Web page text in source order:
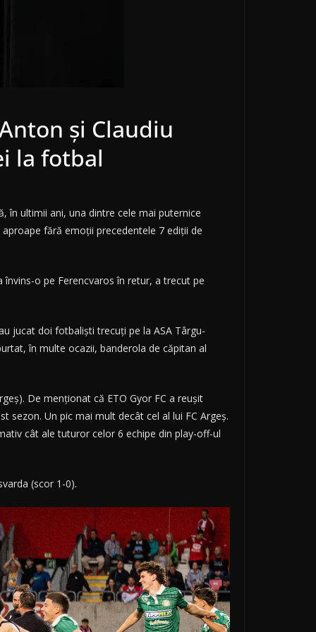
și Claudiu
la fotbal
în ultimii ani, una dintre cele mai puternice
fără emoții precedentele 7 ediții de
o pe Ferencvaros în retur, a trecut pe
jucat doi fotbaliști trecuți pe la ASA Târgu-
în multe ocazii, banderola de căpitan al
De menționat că ETO Gyor FC a reușit
Un pic mai mult decât cel al lui FC Argeș.
cât ale tuturor celor 6 echipe din play-off-ul
(scor 1-0).